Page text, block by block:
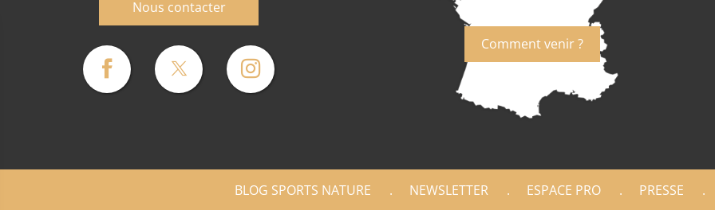
Nous contacter
Comment venir ?
BLOG SPORTS NATURE NEWSLETTER ESPACE PRO PRESSE